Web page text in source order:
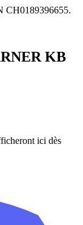
CH0189396655.
KB
ici dès